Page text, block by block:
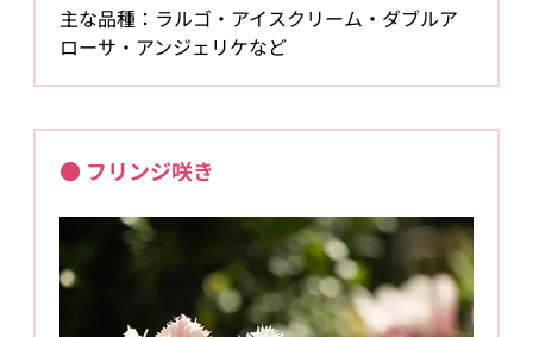
主な品種：ラルゴ・アイスクリーム・ダブルア
ローサ・アンジェリケなど
● フリンジ咲き